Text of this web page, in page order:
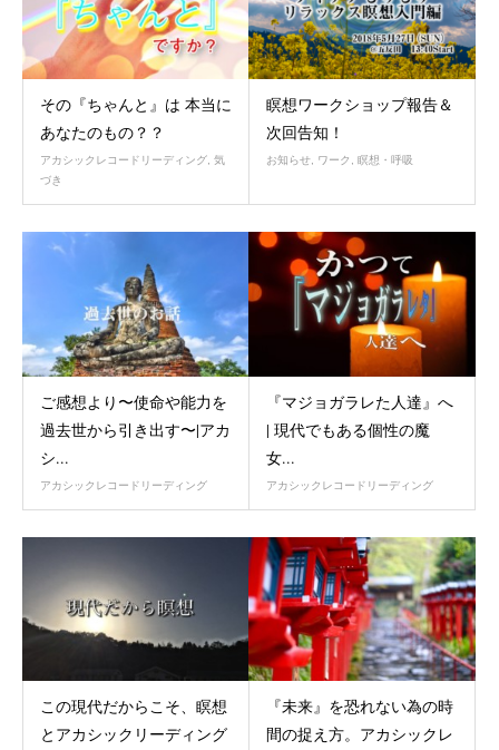
その『ちゃんと』は 本当に
あなたのもの？？
アカシックレコードリーディング, 気
づき
瞑想ワークショップ報告＆
次回告知！
お知らせ, ワーク , 瞑想・呼吸
ご感想より〜使命や能力を
過去世から引き出す〜|アカ
シ...
アカシックレコードリーディング
『マジョガラレた人達』へ
| 現代でもある個性の魔
女...
アカシックレコードリーディング
この現代だからこそ、瞑想
とアカシックリーディング
『未来』を恐れない為の時
間の捉え方。アカシックレ